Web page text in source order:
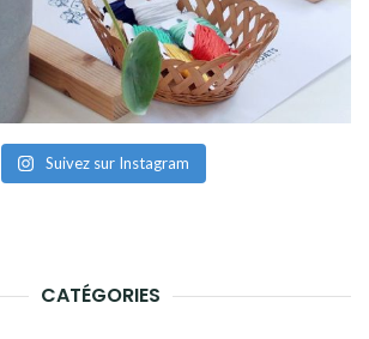
Suivez sur Instagram
CATÉGORIES